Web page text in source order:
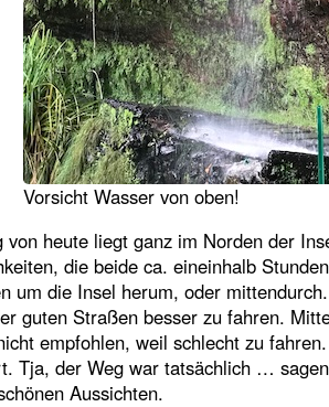
Vorsicht Wasser von oben!
von heute liegt ganz im Norden der
die beide ca. eineinhalb
um die Insel herum, oder
guten Straßen besser zu fahren.
empfohlen, weil schlecht zu
Tja, der Weg war tatsächlich …
Aussichten.